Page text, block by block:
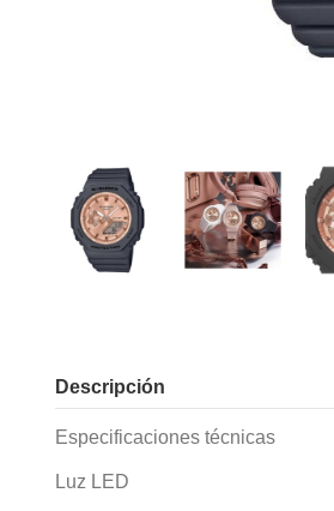
Descripción
Especificaciones técnicas
Luz LED